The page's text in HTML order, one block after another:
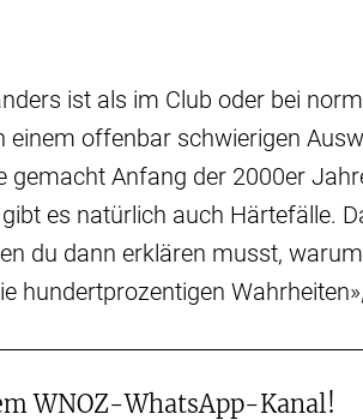
ist als im Club oder bei
einem offenbar schwierigen
gemacht Anfang der 2000er
es natürlich auch Härtefälle.
du dann erklären musst,
hundertprozentigen
WNOZ-WhatsApp-Kanal!